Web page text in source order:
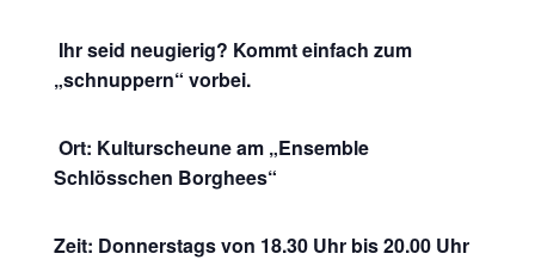
Ihr seid neugierig? Kommt einfach zum
„schnuppern“ vorbei.
Ort: Kulturscheune am „Ensemble
Schlösschen Borghees“
Zeit: Donnerstags von 18.30 Uhr bis 20.00 Uhr